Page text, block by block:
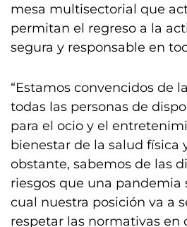
mesa multisectorial que
permitan el regreso a la
segura y responsable en
“Estamos convencidos de
todas las personas de
para el ocio y el
bienestar de la salud física
obstante, sabemos de las
riesgos que una pandemia
cual nuestra posición va a
respetar las normativas en